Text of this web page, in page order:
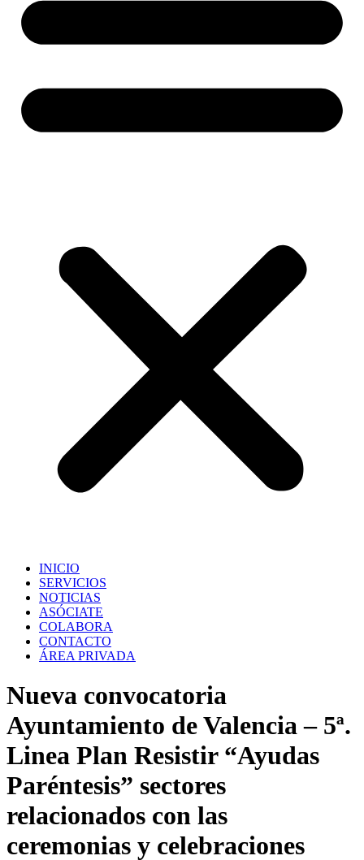
INICIO
SERVICIOS
NOTICIAS
ASÓCIATE
COLABORA
CONTACTO
ÁREA PRIVADA
Nueva convocatoria
Ayuntamiento de Valencia – 5ª.
Linea Plan Resistir “Ayudas
Paréntesis” sectores
relacionados con las
ceremonias y celebraciones